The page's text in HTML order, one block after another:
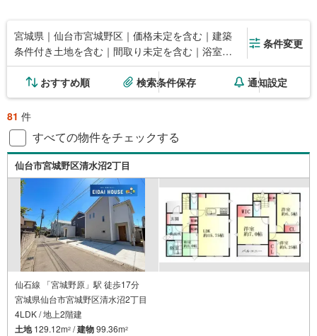
宮城県｜仙台市宮城野区｜価格未定を含む｜建築
条件付き土地を含む｜間取り未定を含む｜浴室乾
燥機あり
条件変更
おすすめ順 検索条件保存 通知設定
81 件
すべての物件をチェックする
仙台市宮城野区清水沼2丁目
仙石線 「宮城野原」駅 徒歩17分
宮城県仙台市宮城野区清水沼2丁目
4LDK / 地上2階建
土地129.12m2 /建物99.36m2